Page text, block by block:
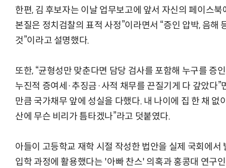
한편, 김 후보자는 이날 업무보고에 앞서 자신의 페이스
본질은 정치검찰의 표적 사정”이라면서 “증인 압박, 음해
것”이라고 설명했다.
또한, “균형성만 맞춘다면 담당 검사를 포함해 누구를 증
누진적 증여세·추징금·사적 채무를 끈질기게 다 갚았다”
만큼 국가채무 앞에 성실을 다했다. 내 나이에 집 한 채
산에 무슨 비리가 틈타겠나”라고 덧붙였다.
아들이 고등학교 재학 시절 작성한 법안을 실제 국회에서
입학 과정에 활용했다는 '아빠 찬스' 의혹과 홍콩대 연구